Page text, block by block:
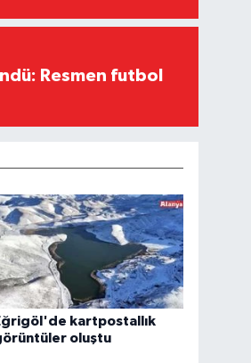
Resmen futbol
kartpostallık
oluştu